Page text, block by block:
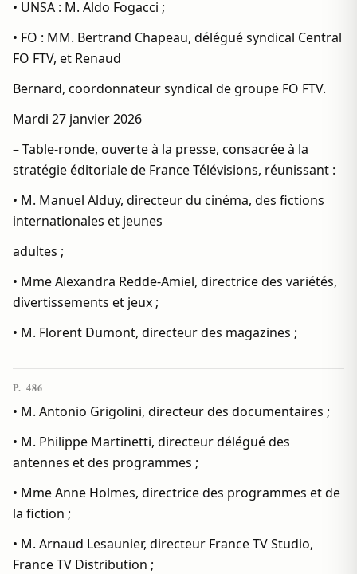
• UNSA : M. Aldo Fogacci ;
• FO : MM. Bertrand Chapeau, délégué syndical Central
FO FTV, et Renaud
Bernard, coordonnateur syndical de groupe FO FTV.
Mardi 27 janvier 2026
– Table-ronde, ouverte à la presse, consacrée à la
stratégie éditoriale de France Télévisions, réunissant :
• M. Manuel Alduy, directeur du cinéma, des fictions
internationales et jeunes
adultes ;
• Mme Alexandra Redde-Amiel, directrice des variétés,
divertissements et jeux ;
• M. Florent Dumont, directeur des magazines ;
P. 486
• M. Antonio Grigolini, directeur des documentaires ;
• M. Philippe Martinetti, directeur délégué des
antennes et des programmes ;
• Mme Anne Holmes, directrice des programmes et de
la fiction ;
• M. Arnaud Lesaunier, directeur France TV Studio,
France TV Distribution ;